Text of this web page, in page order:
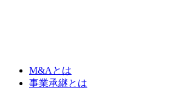
M&Aとは
事業承継とは